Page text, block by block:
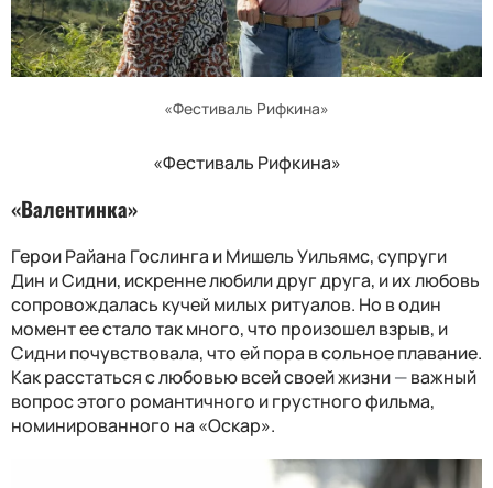
«Фестиваль Рифкина»
«Фестиваль Рифкина»
«Валентинка»
Герои Райана Гослинга и Мишель Уильямс, супруги
Дин и Сидни, искренне любили друг друга, и их любовь
сопровождалась кучей милых ритуалов. Но в один
момент ее стало так много, что произошел взрыв, и
Сидни почувствовала, что ей пора в сольное плавание.
Как расстаться с любовью всей своей жизни—важный
вопрос этого романтичного и грустного фильма,
номинированного на «Оскар».